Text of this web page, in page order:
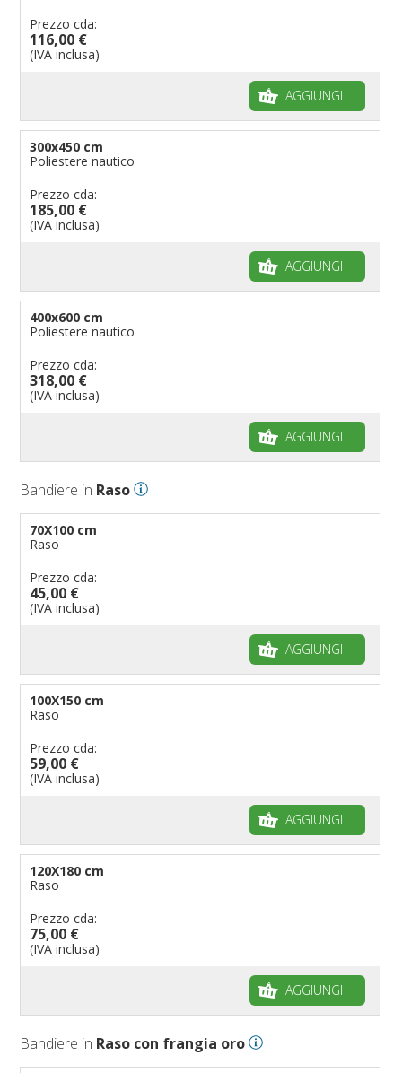
Prezzo cda:
116,00 €
(IVA inclusa)
AGGIUNGI
300x450 cm
Poliestere nautico
Prezzo cda:
185,00 €
(IVA inclusa)
AGGIUNGI
400x600 cm
Poliestere nautico
Prezzo cda:
318,00 €
(IVA inclusa)
AGGIUNGI
Bandiere in Raso
70X100 cm
Raso
Prezzo cda:
45,00 €
(IVA inclusa)
AGGIUNGI
100X150 cm
Raso
Prezzo cda:
59,00 €
(IVA inclusa)
AGGIUNGI
120X180 cm
Raso
Prezzo cda:
75,00 €
(IVA inclusa)
AGGIUNGI
Bandiere in Raso con frangia oro